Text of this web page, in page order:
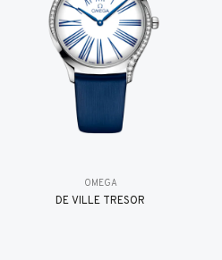
OMEGA
DE VILLE TRESOR